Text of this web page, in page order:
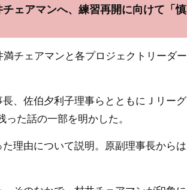
ェアマンへ、練習再開に向けて「慎
チェアマンと各プロジェクトリーダー
、佐伯夕利子理事らとともにＪリーグ
た話の一部を明かした。
理由について説明。原副理事長からは